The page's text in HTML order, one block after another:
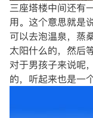
三座塔楼中间还有
用。这个意思就是
可以去泡温泉，蒸
太阳什么的，然后
对于男孩子来说呢
的，听起来也是一